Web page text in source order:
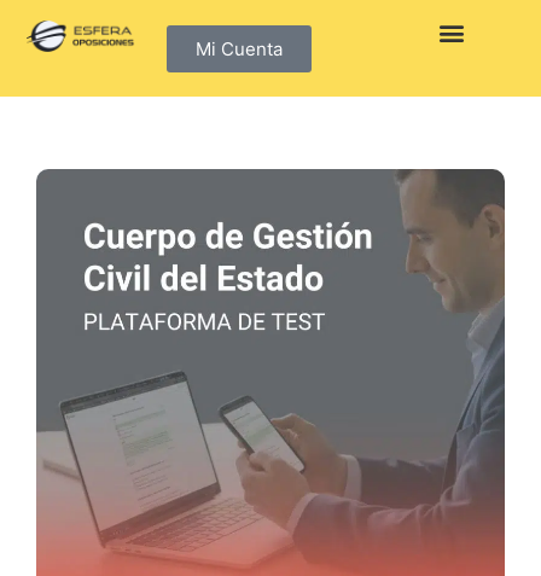
Mi Cuenta